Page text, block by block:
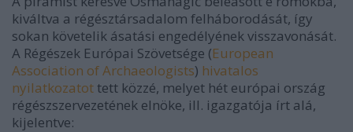
kiváltva a régésztársadalom felháborodását, így
sokan követelik ásatási engedélyének visszavonását.
A Régészek Európai Szövetsége (European
Association of Archaeologists) hivatalos
nyilatkozatot tett közzé, melyet hét európai ország
régészszervezetének elnöke, ill. igazgatója írt alá,
kijelentve: